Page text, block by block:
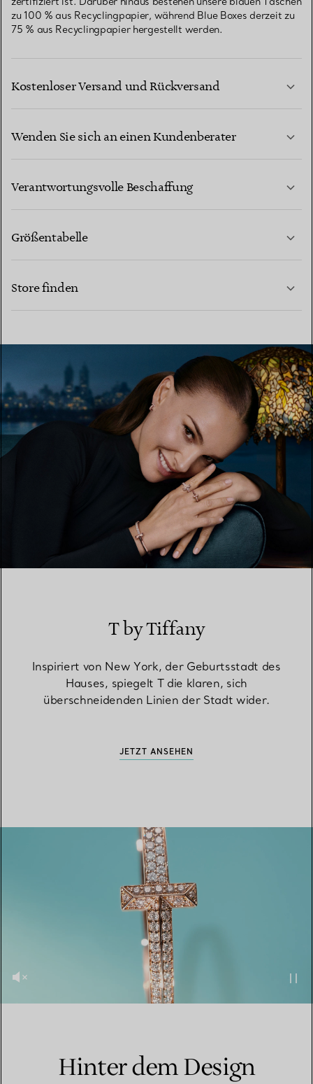
zu 100 % aus Recyclingpapier, während Blue Boxes derzeit zu
75 % aus Recyclingpapier hergestellt werden.
Kostenloser Versand und Rückversand
Wenden Sie sich an einen Kundenberater
Verantwortungsvolle Beschaffung
Größentabelle
Store finden
T by Tiffany
Inspiriert von New York, der Geburtsstadt des
Hauses, spiegelt T die klaren, sich
überschneidenden Linien der Stadt wider.
JETZT ANSEHEN
Hinter dem Design